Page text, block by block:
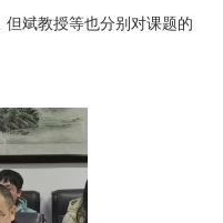
但斌教授等也分别对课题的